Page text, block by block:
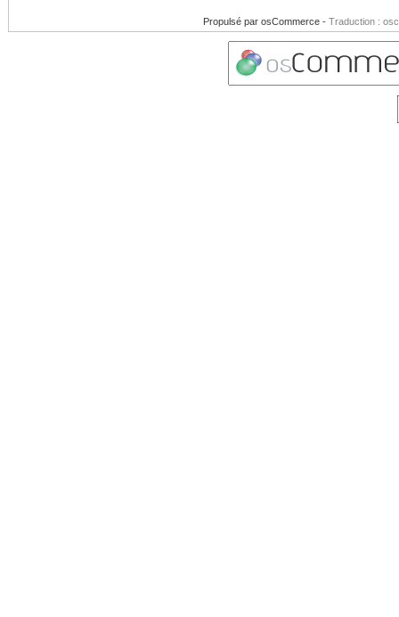
Propulsé par osCommerce - Traduction :